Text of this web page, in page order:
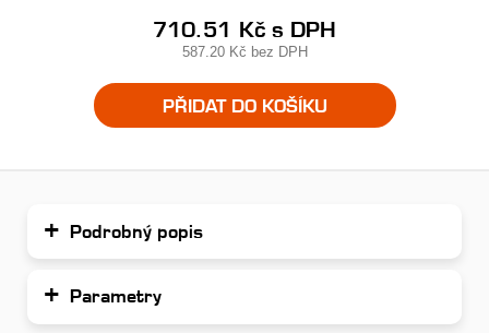
710.51 Kč s DPH
587.20 Kč bez DPH
PŘIDAT DO KOŠÍKU
Podrobný popis
Parametry